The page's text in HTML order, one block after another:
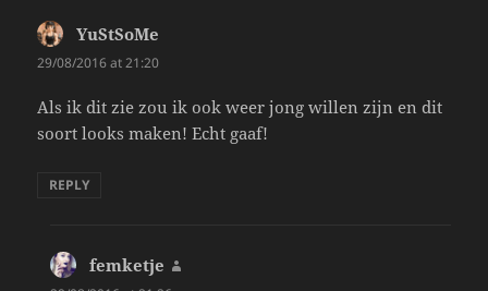
YuStSoMe
29/08/2016 at 21:20
Als ik dit zie zou ik ook weer jong willen zijn en dit
soort looks maken! Echt gaaf!
REPLY
femketje